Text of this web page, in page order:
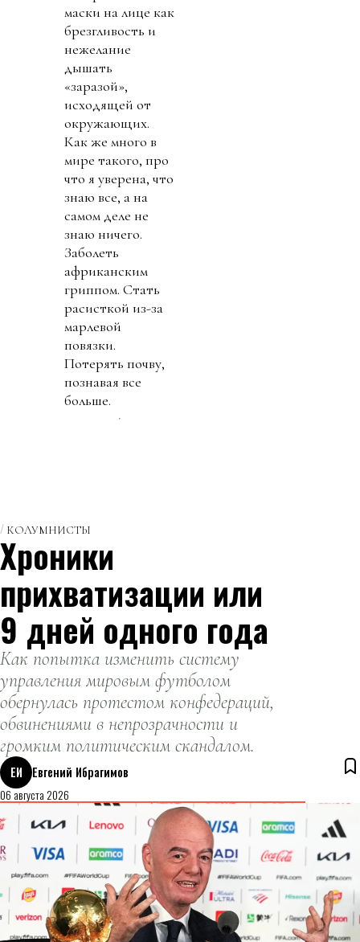
маски на лице как
брезгливость и
нежелание
дышать
«заразой»,
исходящей от
окружающих.
Как же много в
мире такого, про
что я уверена, что
знаю все, а на
самом деле не
знаю ничего.
Заболеть
африканским
гриппом. Стать
расисткой из-за
марлевой
повязки.
Потерять почву,
познавая все
больше.
КОЛУМНИСТЫ
Хроники
прихватизации или
9 дней одного года
Как попытка изменить систему
управления мировым футболом
обернулась протестом конфедераций,
обвинениями в непрозрачности и
громким политическим скандалом.
ЕИ
Евгений Ибрагимов
06 августа 2026